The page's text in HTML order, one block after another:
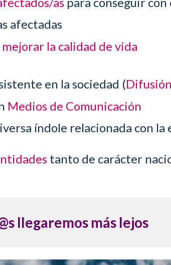
afectadas
mejorar la calidad de vida
en la sociedad (Difusión
Medios de Comunicación
índole relacionada con la
tanto de carácter
llegaremos más lejos